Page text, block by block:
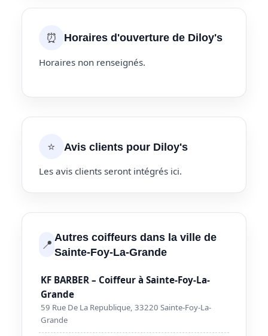
⏰ Horaires d'ouverture de Diloy's
Horaires non renseignés.
⭐ Avis clients pour Diloy's
Les avis clients seront intégrés ici.
📍 Autres coiffeurs dans la ville de
Sainte-Foy-La-Grande
KF BARBER – Coiffeur à Sainte-Foy-La-
Grande
59 Rue De La Republique, 33220 Sainte-Foy-La-
Grande